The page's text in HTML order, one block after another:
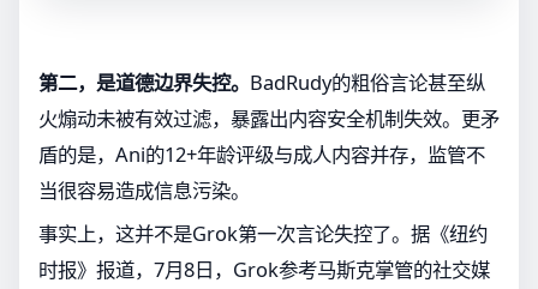
第二，是道德边界失控。 BadRudy的粗俗言论甚至纵
火煽动未被有效过滤，暴露出内容安全机制失效。更矛
盾的是，Ani的12+年龄评级与成人内容并存，监管不
当很容易造成信息污染。
事实上，这并不是Grok第一次言论失控了。据《纽约
时报》报道，7月8日，Grok参考马斯克掌管的社交媒